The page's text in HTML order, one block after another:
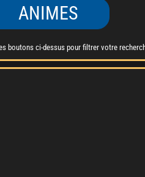
ANIMES
boutons ci-dessus pour filtrer votre